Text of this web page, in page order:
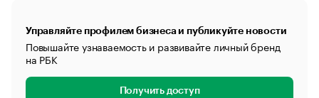
Управляйте профилем бизнеса и публикуйте новости
Повышайте узнаваемость и развивайте личный бренд
на РБК
Получить доступ